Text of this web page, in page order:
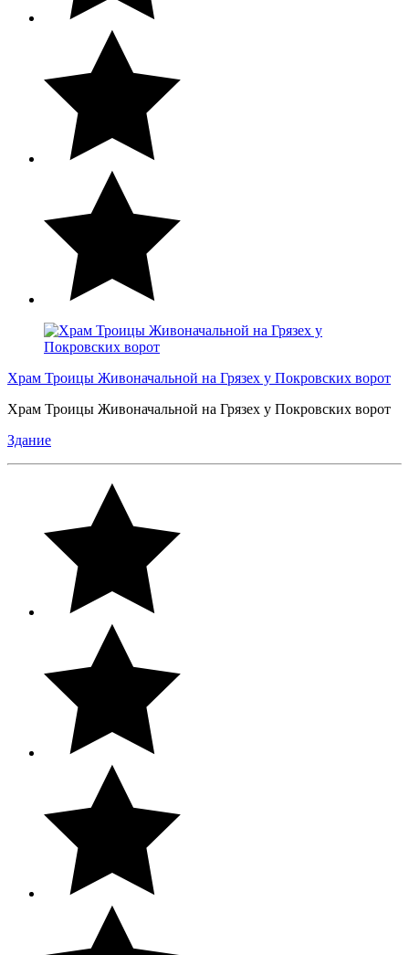
Храм Троицы Живоначальной на Грязех у Покровских ворот
Храм Троицы Живоначальной на Грязех у Покровских ворот
Здание